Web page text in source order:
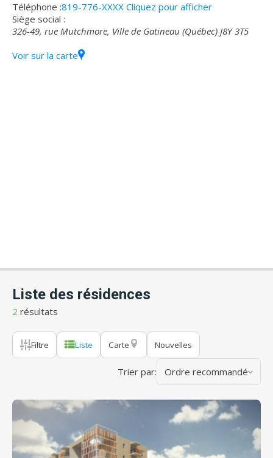
Téléphone :819-776-XXXX Cliquez pour afficher
Siège social :
326-49, rue Mutchmore, Ville de Gatineau (Québec) J8Y 3T5
Voir sur la carte
Liste des résidences
2 résultats
Filtre Liste Carte Nouvelles
Trier par: Ordre recommandé